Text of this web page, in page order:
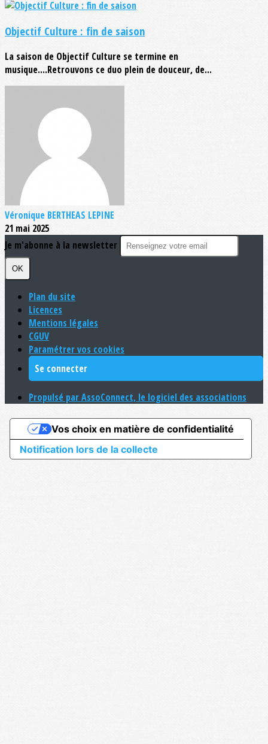
Objectif Culture : fin de saison
La saison de Objectif Culture se termine en
musique....Retrouvons ce duo plein de douceur, de...
Véronique BERTHEAS LEPINE
21 mai 2025
Je m'abonne à la newsletter
OK
Plan du site
Licences
Mentions légales
CGUV
Paramétrer vos cookies
Se connecter
Propulsé par AssoConnect, le logiciel des associations
Notification lors de la collecte
Vos choix en matière de confidentialité